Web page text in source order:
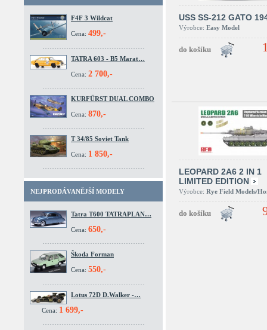
F4F 3 Wildcat
Cena: 499,-
TATRA 603 - B5 Marat…
Cena: 2 700,-
KURFÜRST DUAL COMBO
Cena: 870,-
T 34/85 Soviet Tank
Cena: 1 850,-
NEJPRODÁVANĚJŠÍ MODELY
Tatra T600 TATRAPLAN…
Cena: 650,-
Škoda Forman
Cena: 550,-
Lotus 72D D.Walker -…
Cena: 1 699,-
USS SS-212 GATO
Výrobce: Easy Model
LEOPARD 2A6 2 IN 1
LIMITED EDITION
Výrobce: Rye Field Models/